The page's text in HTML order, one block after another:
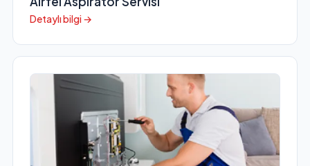
Detaylı bilgi →